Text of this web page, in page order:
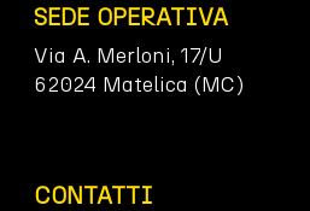
SEDE OPERATIVA
Via A. Merloni, 17/U
62024 Matelica (MC)
CONTATTI